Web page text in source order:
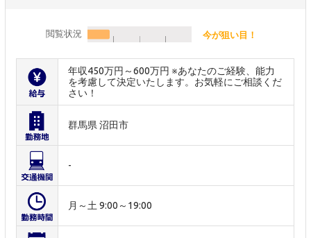
閲覧状況 今が狙い目！
年収450万円～600万円 ※あなたのご経験、能力
を考慮して決定いたします。お気軽にご相談くだ
さい！
群馬県 沼田市
-
月～土 9:00～19:00